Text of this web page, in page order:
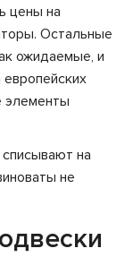
цены на
Остальные
ожидаемые, и
элементы
на
не